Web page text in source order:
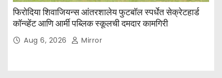
फिरोदिया शिवाजियन्स आंतरशालेय फुटबॉल स्पर्धेत सेक्रेटहार्ड
कॉन्व्हेंट आणि आर्मी पब्लिक स्कूलची दमदार कामगिरी
Aug 6, 2026 Mirror